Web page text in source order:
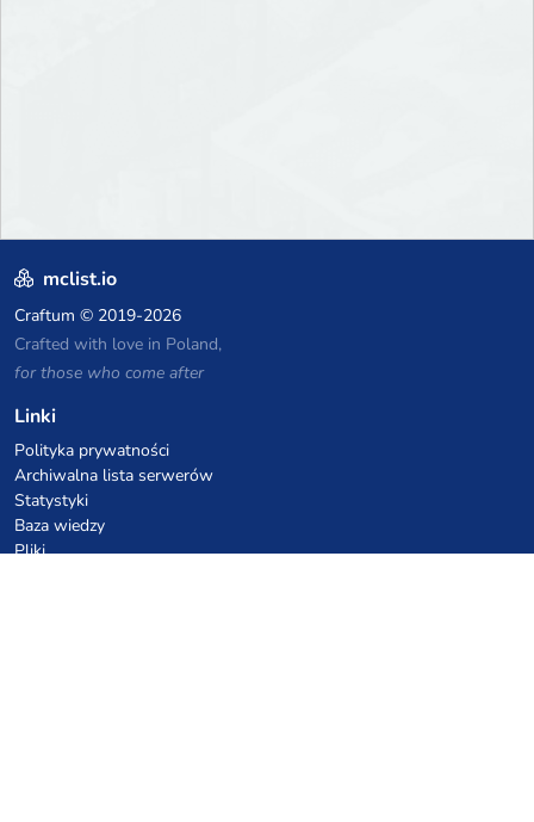
mclist.io
Craftum © 2019-2026
Crafted with love in Poland,
for those who come after
Linki
Polityka prywatności
Archiwalna lista serwerów
Statystyki
Baza wiedzy
Pliki